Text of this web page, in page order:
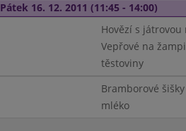
Pátek 16. 12. 2011 (11:45 - 14:00)
Hovězí s játrovou
Vepřové na
těstoviny
Bramborové
mléko